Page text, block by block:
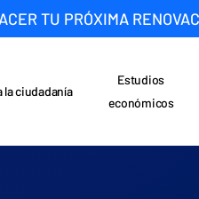
TU PRÓXIMA
la ciudadanía
Estudios
económicos